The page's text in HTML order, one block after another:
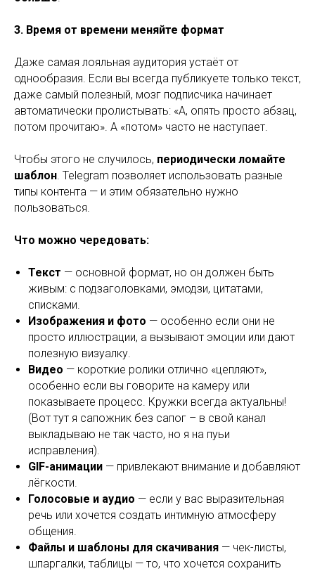
3. Время от времени меняйте формат
Даже самая лояльная аудитория устаёт от
однообразия. Если вы всегда публикуете только текст,
даже самый полезный, мозг подписчика начинает
автоматически пролистывать: «А, опять просто абзац,
потом прочитаю». А «потом» часто не наступает.
Чтобы этого не случилось, периодически ломайте
шаблон. Telegram позволяет использовать разные
типы контента — и этим обязательно нужно
пользоваться.
Что можно чередовать:
Текст — основной формат, но он должен быть
живым: с подзаголовками, эмодзи, цитатами,
списками.
Изображения и фото — особенно если они не
просто иллюстрации, а вызывают эмоции или дают
полезную визуалку.
Видео — короткие ролики отлично «цепляют»,
особенно если вы говорите на камеру или
показываете процесс. Кружки всегда актуальны!
(Вот тут я сапожник без сапог – в свой канал
выкладываю не так часто, но я на пуьи
исправления).
GIF-анимации — привлекают внимание и добавляют
лёгкости.
Голосовые и аудио — если у вас выразительная
речь или хочется создать интимную атмосферу
общения.
Файлы и шаблоны для скачивания — чек-листы,
шпаргалки, таблицы — то, что хочется сохранить